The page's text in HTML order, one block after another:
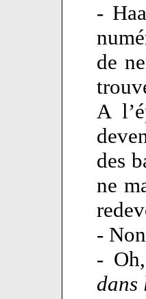
-
de
A
des
ne
-
-
dans